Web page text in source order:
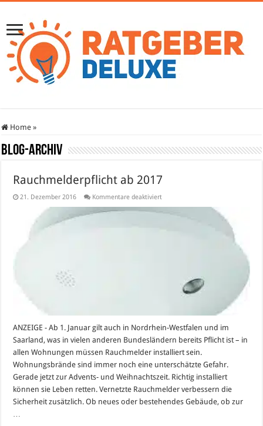
Home »
Blog-Archiv
Rauchmelderpflicht ab 2017
21. Dezember 2016 Kommentare deaktiviertfür
ANZEIGE - Ab 1. Januar gilt auch in Nordrhein-Westfalen und im
Saarland, was in vielen anderen Bundesländern bereits Pflicht ist – in
allen Wohnungen müssen Rauchmelder installiert sein.
Wohnungsbrände sind immer noch eine unterschätzte Gefahr.
Gerade jetzt zur Advents- und Weihnachtszeit. Richtig installiert
können sie Leben retten. Vernetzte Rauchmelder verbessern die
Sicherheit zusätzlich. Ob neues oder bestehendes Gebäude, ob zur
…